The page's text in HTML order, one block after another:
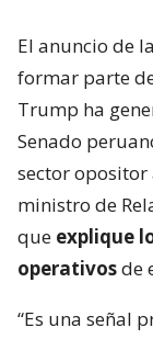
El anuncio de
formar parte
Trump ha
Senado
sector
ministro de
que explique
operativosde
“Es una señal